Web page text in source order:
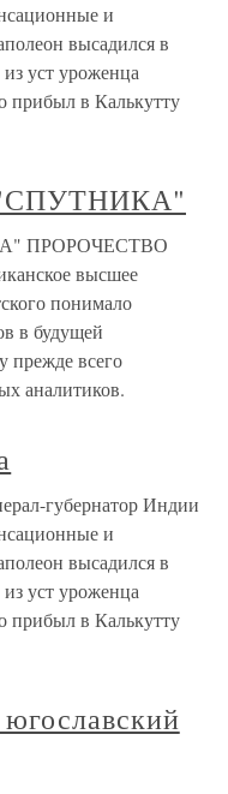
и
высадился в
уст уроженца
прибыл в Калькутту
ПРОРОЧЕСТВО
высшее
понимало
в будущей
прежде всего
аналитиков.
губернатор Индии
и
высадился в
уст уроженца
прибыл в Калькутту